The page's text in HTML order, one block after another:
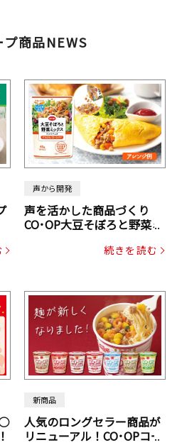
商品NEWS
声から開発
声を活かした商品づくり
CO･OP大豆そぼろと野菜ミ
じん・コーン入り）続きを読む
新商品
人気のロングセラー商品が
リニューアル！CO･OPコー